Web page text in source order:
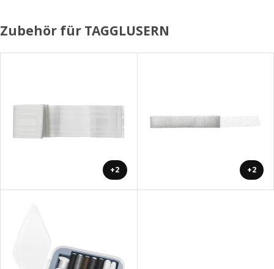
Zubehör für TAGGLUSERN
+2 +2